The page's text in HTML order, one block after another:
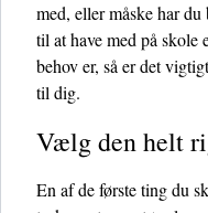
med, eller måske har
til at have med på skole
behov er, så er det
til dig.
Vælg den helt
En af de første ting du